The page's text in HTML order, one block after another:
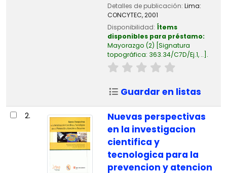
Detalles de publicación: Lima:
CONCYTEC,2001
Disponibilidad: Ítems
disponibles para préstamo:
Mayorazgo (2) Signatura
topográfica: 363.34/C7D/Ej.1, .. .
Guardar en listas
2.
Nuevas perspectivas
en la investigacion
cientifica y
tecnologica para la
prevencion y atencion